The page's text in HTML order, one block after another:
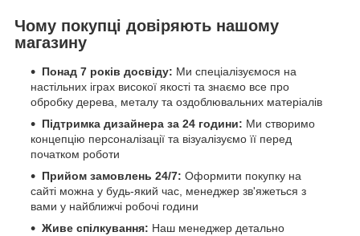
Чому покупці довіряють нашому
магазину
Понад 7 років досвіду: Ми спеціалізуємося на
настільних іграх високої якості та знаємо все про
обробку дерева, металу та оздоблювальних матеріалів
Підтримка дизайнера за 24 години: Ми створимо
концепцію персоналізації та візуалізуємо її перед
початком роботи
Прийом замовлень 24/7: Оформити покупку на
сайті можна у будь-який час, менеджер зв'яжеться з
вами у найближчі робочі години
Живе спілкування: Наш менеджер детально